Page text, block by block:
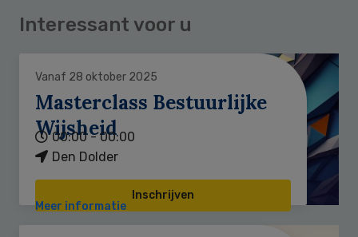
Interessant voor u
Vanaf 28 oktober 2025
Masterclass Bestuurlijke
Wijsheid
00:00 - 00:00
Den Dolder
Inschrijven
Meer informatie